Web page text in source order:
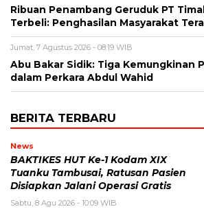
Ribuan Penambang Geruduk PT
Terbeli: Penghasilan Masyarakat
Jumat, 7 Agustus 2026 - 08:19 WIB
Abu Bakar Sidik: Tiga Kemungkinan
dalam Perkara Abdul Wahid
BERITA TERBARU
News
BAKTIKES HUT Ke-1 Kodam XIX
Tuanku Tambusai, Ratusan Pasien
Disiapkan Jalani Operasi Gratis
Sabtu, 8 Agu 2026 - 10:09 WIB